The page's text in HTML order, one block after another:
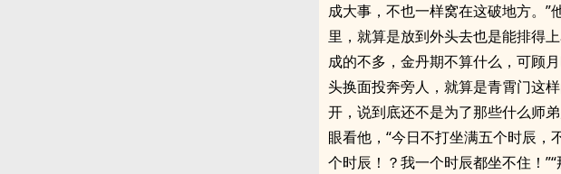
成大事，不也一样窝在这破地方。
里，就算是放到外头去也是能排得
成的不多，金丹期不算什么，可顾
头换面投奔旁人，就算是青霄门这
开，说到底还不是为了那些什么师
眼看他，“今日不打坐满五个时辰，
个时辰！？我一个时辰都坐不住！